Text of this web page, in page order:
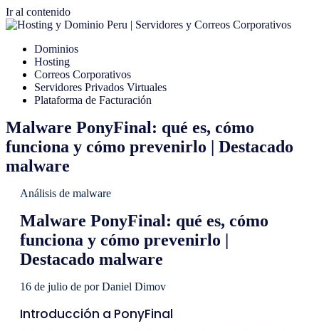
Ir al contenido
Dominios
Hosting
Correos Corporativos
Servidores Privados Virtuales
Plataforma de Facturación
Malware PonyFinal: qué es, cómo
funciona y cómo prevenirlo | Destacado
malware
Análisis de malware
Malware PonyFinal: qué es, cómo
funciona y cómo prevenirlo |
Destacado malware
16 de julio de por Daniel Dimov
Introducción a PonyFinal